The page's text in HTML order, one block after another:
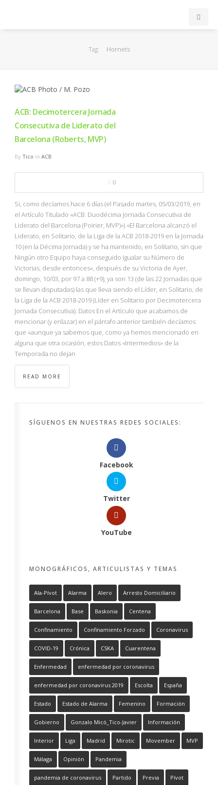
EuroLeague
FIBA
OTROS
NBA
MULTIMEDIA
Tag: Hornets
ACB: Decimotercera Jornada
Consecutiva de Liderato del
Barcelona (Roberts, MVP)
By Tico in ACB
0
Si, como decíamos hace 6 días (el Pasado martes, 05/03/2019, en
el Artículo Titulado «ACB: Duodécima Jornada Consecutiva de
Liderato del Barcelona (Poirier, MVP)«) «El Barcelona alcanzó el
Liderato, en Solitario, de la Liga de la ACB 2018-2019 en la Jornada
10 (en la Décima Jornada) y se ha mantenido, en Solitario, sin que
Ningún otro Equipo haya conseguido Igualar su Número de
Victorias, desde entonces», después de su Victoria de Ayer,
domingo, 10/03, por 97 a 88 (+9), ya son 13 (de las 22 Jornadas que
se llevan disputadas) las que lleva siendo el Líder, en Solitario, de
la Liga de la ACB 2018-2019 (Líder en Solitario por Decimotercera
Jornada Consecutiva). Datos En el Artículo que acabamos de
mencionar (y enlazar) en el párrafo anterior también decíamos
que «aunque ya sabemos que, como ya hemos mencionado en
alguna que otra ocasión, estos Datos «Intermedios» de la
Temporada no dejan
READ MORE
SÍGUENOS EN NUESTRAS REDES SOCIALES:
Facebook
Twitter
YouTube
MONOGRÁFICOS, ARTICULISTAS Y TEMAS
Ala-Pívot Alarma Alero Arresto Domiciliario
Barcelona Base Baskonia Centena
Confinamiento Confinamiento Forzado Coronavirus
COVID-19 Crónica CSKA Cuarentena
Enfermedad enfermedad por coronavirus
enfermedad por coronavirus 2019 Escolta España
Estado Estado de Alarma Femenino Formación
Gobierno Gonzalo Micó_Tico-Javier Información
Interior Liga Madrid Mirotic Movember MVP
Málaga Opinión Pandemia
pandemia de coronavirus Partido Previa Pívot